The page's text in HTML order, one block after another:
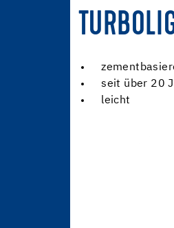
seit über 20
leicht